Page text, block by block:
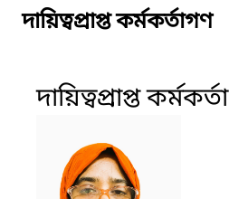
দায়িত্বপ্রাপ্ত কর্মকর্তাগণ
দায়িত্বপ্রাপ্ত কর্মকর্তা